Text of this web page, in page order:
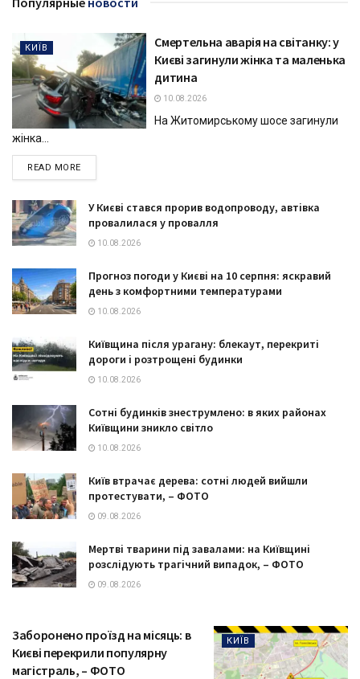
КИЇВ
Смертельна аварія на світанку: у
Києві загинули жінка та маленька
дитина
10.08.2026
На Житомирському шосе загинули
жінка...
READ MOREDETAILS
У Києві стався прорив водопроводу, автівка
провалилася у провалля
10.08.2026
Прогноз погоди у Києві на 10 серпня: яскравий
день з комфортними температурами
10.08.2026
Київщина після урагану: блекаут, перекриті
дороги і розтрощені будинки
10.08.2026
Сотні будинків знеструмлено: в яких районах
Київщини зникло світло
10.08.2026
Київ втрачає дерева: сотні людей вийшли
протестувати, – ФОТО
09.08.2026
Мертві тварини під завалами: на Київщині
розслідують трагічний випадок, – ФОТО
09.08.2026
КИЇВ
Заборонено проїзд на місяць: в
Києві перекрили популярну
магістраль, – ФОТО